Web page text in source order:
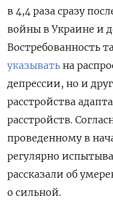
в 4,4 раза сразу
войны в Украине и
Востребованность
указывать на
депрессии, но и
расстройства
расстройств.
проведенному в
регулярно
рассказали об
о сильной.